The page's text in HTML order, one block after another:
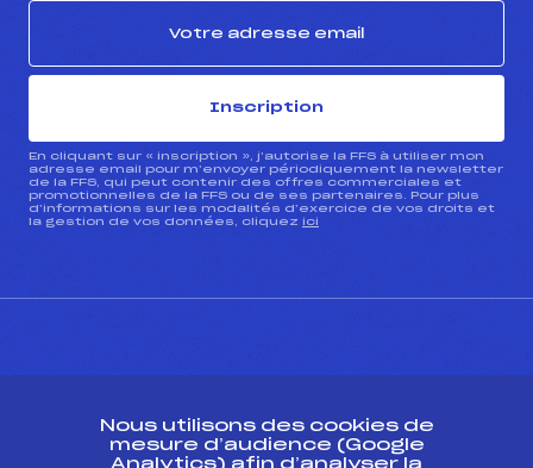
Inscription
En cliquant sur « inscription », j’autorise la FFS à utiliser mon
adresse email pour m’envoyer périodiquement la newsletter
de la FFS, qui peut contenir des offres commerciales et
promotionnelles de la FFS ou de ses partenaires. Pour plus
d’informations sur les modalités d’exercice de vos droits et
la gestion de vos données, cliquez ici
Nous utilisons des cookies de
mesure d’audience (Google
Analytics) afin d’analyser la